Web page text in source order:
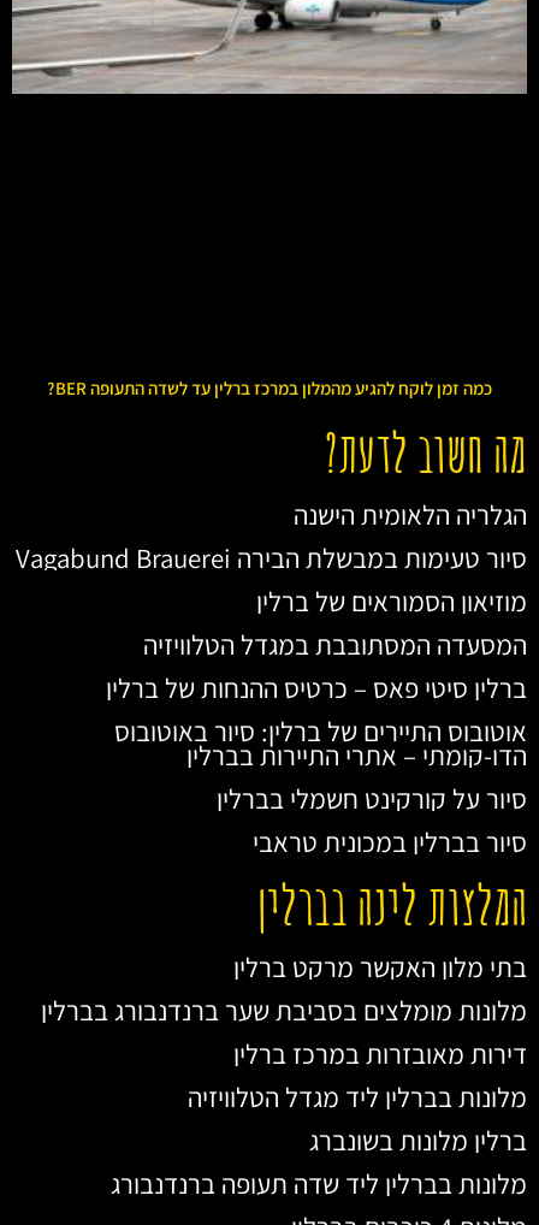
כמה זמן לוקח להגיע מהמלון במרכז ברלין עד לשדה התעופה BER?
מה חשוב לדעת?
הגלריה הלאומית הישנה
סיור טעימות במבשלת הבירה Vagabund Brauerei
מוזיאון הסמוראים של ברלין
המסעדה המסתובבת במגדל הטלוויזיה
ברלין סיטי פאס – כרטיס ההנחות של ברלין
אוטובוס התיירים של ברלין: סיור באוטובוס
הדו-קומתי – אתרי התיירות בברלין
סיור על קורקינט חשמלי בברלין
סיור בברלין במכונית טראבי
המלצות לינה בברלין
בתי מלון האקשר מרקט ברלין
מלונות מומלצים בסביבת שער ברנדנבורג בברלין
דירות מאובזרות במרכז ברלין
מלונות בברלין ליד מגדל הטלוויזיה
ברלין מלונות בשונברג
מלונות בברלין ליד שדה תעופה ברנדנבורג